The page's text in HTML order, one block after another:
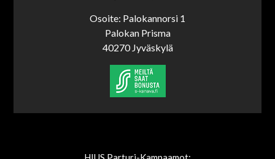
Osoite: Palokannorsi 1
Palokan Prisma
40270 Jyväskylä